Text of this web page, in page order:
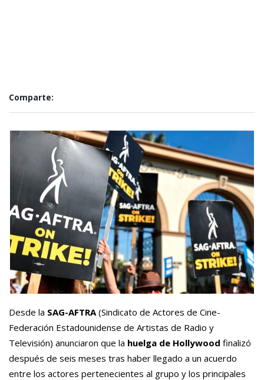
Comparte:
Desde la SAG-AFTRA (Sindicato de Actores de Cine-
Federación Estadounidense de Artistas de Radio y
Televisión) anunciaron que la huelga de Hollywood finalizó
después de seis meses tras haber llegado a un acuerdo
entre los actores pertenecientes al grupo y los principales